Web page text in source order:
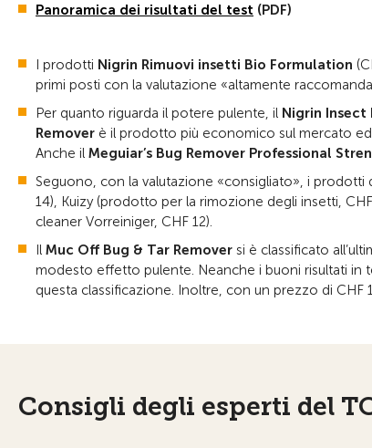
Panoramica dei risultati del test (PDF)
I prodotti Nigrin Rimuovi insetti Bio Formulation
primi posti con la valutazione «altamente
Per quanto riguarda il potere pulente, il Nigrin Insect
Remover è il prodotto più economico sul mercato
Anche il Meguiar’s Bug Remover Professional
Seguono, con la valutazione «consigliato», i prodotti
14), Kuizy (prodotto per la rimozione degli insetti,
cleaner Vorreiniger, CHF 12).
Il Muc Off Bug & Tar Remover si è classificato
modesto effetto pulente. Neanche i buoni risultati in
questa classificazione. Inoltre, con un prezzo di
Consigli degli esperti del